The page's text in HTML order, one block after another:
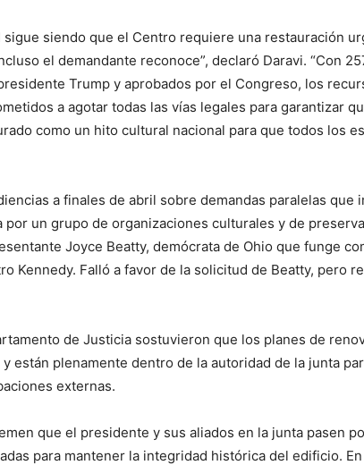
sigue siendo que el Centro requiere una restauración
el demandante reconoce”, declaró Daravi. “Con
Trump y aprobados por el Congreso, los
a agotar todas las vías legales para garantizar
como un hito cultural nacional para que todos los
a finales de abril sobre demandas paralelas que
por un grupo de organizaciones culturales y de
Joyce Beatty, demócrata de Ohio que funge
Kennedy. Falló a favor de la solicitud de Beatty, pero
de Justicia sostuvieron que los planes de
están plenamente dentro de la autoridad de la junta
externas.
que el presidente y sus aliados en la junta pasen
para mantener la integridad histórica del edificio.